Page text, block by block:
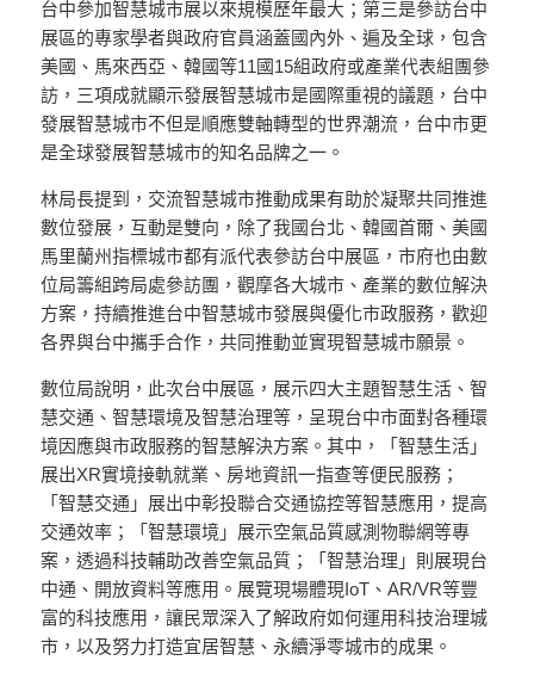
台中參加智慧城市展以來規模歷年最大；第三是參訪台中
展區的專家學者與政府官員涵蓋國內外、遍及全球，包含
美國、馬來西亞、韓國等11國15組政府或產業代表組團參
訪，三項成就顯示發展智慧城市是國際重視的議題，台中
發展智慧城市不但是順應雙軸轉型的世界潮流，台中市更
是全球發展智慧城市的知名品牌之一。
林局長提到，交流智慧城市推動成果有助於凝聚共同推進
數位發展，互動是雙向，除了我國台北、韓國首爾、美國
馬里蘭州指標城市都有派代表參訪台中展區，市府也由數
位局籌組跨局處參訪團，觀摩各大城市、產業的數位解決
方案，持續推進台中智慧城市發展與優化市政服務，歡迎
各界與台中攜手合作，共同推動並實現智慧城市願景。
數位局說明，此次台中展區，展示四大主題智慧生活、智
慧交通、智慧環境及智慧治理等，呈現台中市面對各種環
境因應與市政服務的智慧解決方案。其中，「智慧生活」
展出XR實境接軌就業、房地資訊一指查等便民服務；
「智慧交通」展出中彰投聯合交通協控等智慧應用，提高
交通效率；「智慧環境」展示空氣品質感測物聯網等專
案，透過科技輔助改善空氣品質；「智慧治理」則展現台
中通、開放資料等應用。展覽現場體現IoT、AR/VR等豐
富的科技應用，讓民眾深入了解政府如何運用科技治理城
市，以及努力打造宜居智慧、永續淨零城市的成果。